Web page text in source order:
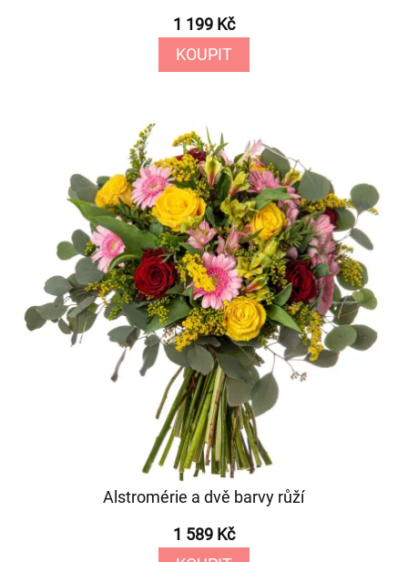
1 199 Kč
KOUPIT
Alstromérie a dvě barvy růží
1 589 Kč